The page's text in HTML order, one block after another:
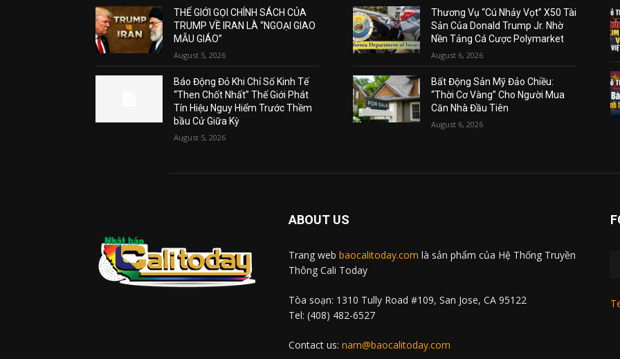
THẾ GIỚI GỌI CHÍNH SÁCH CỦA
TRUMP VỀ IRAN LÀ “NGOẠI GIAO
MẪU GIÁO”
August 5, 2026
Báo Động Đỏ Khi Chỉ Số Kinh Tế
“Then Chốt Nhất” Thế Giới Phát
Tín Hiệu Nguy Hiểm Trước Thềm
bầu Cử Giữa Kỳ
August 5, 2026
Thương Vụ “Cú Nhảy Vọt” X50 Tài
Sản Của Donald Trump Jr. Nhờ
Nền Tảng Cá Cược Polymarket
August 6, 2026
Bất Động Sản Mỹ Đảo Chiều:
“Thời Cơ Vàng” Cho Người Mua
Căn Nhà Đầu Tiên
August 6, 2026
ABOUT US
Trang web baocalitoday.com là sản phẩm của Hệ Thống Truyền
Thông Cali Today
Tòa soạn: 1310 Tully Road #109, San Jose, CA 95122
Tel: (408) 482-6527
Contact us: nam@baocalitoday.com